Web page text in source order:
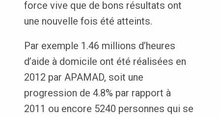
force vive que de bons résultats ont
une nouvelle fois été atteints.
Par exemple 1.46 millions d’heures
d’aide à domicile ont été réalisées en
2012 par APAMAD, soit une
progression de 4.8% par rapport à
2011 ou encore 5240 personnes qui se